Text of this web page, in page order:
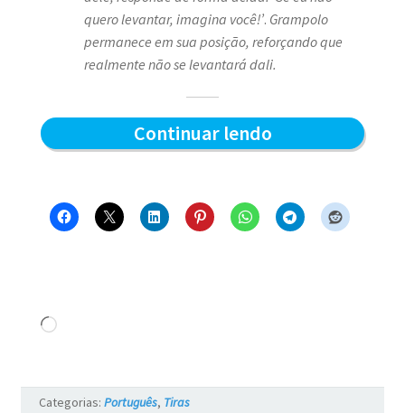
quero levantar, imagina você!’. Grampolo
permanece em sua posição, reforçando que
realmente não se levantará dali.
Continuar lendoQuem
–
#17
Carregando...
Categorias: Português, Tiras